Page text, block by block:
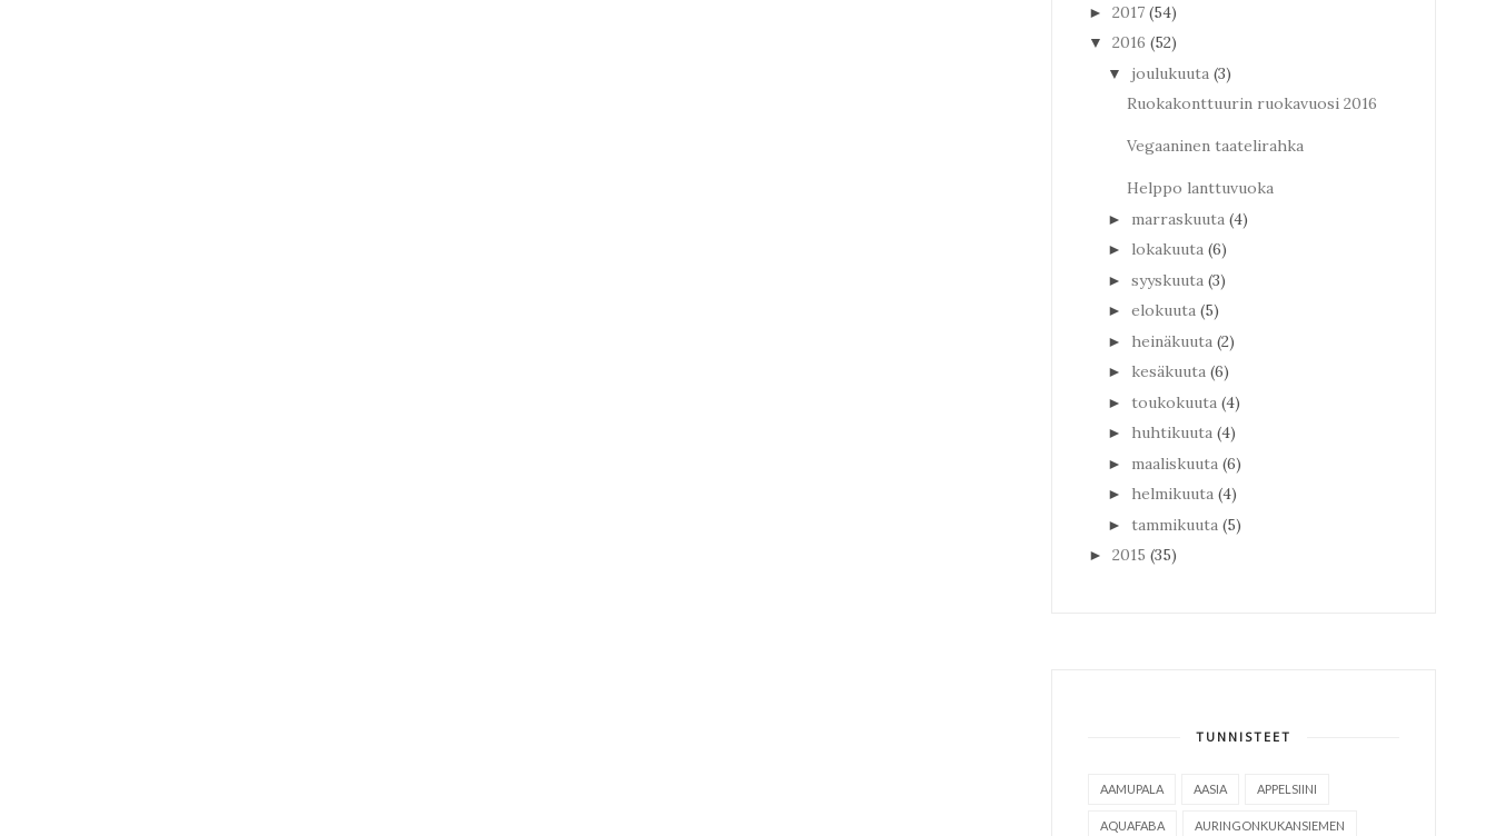
► 2017 (54)
▼ 2016 (52)
▼ joulukuuta (3)
Ruokakonttuurin ruokavuosi 2016
Vegaaninen taatelirahka
Helppo lanttuvuoka
► marraskuuta (4)
► lokakuuta (6)
► syyskuuta (3)
► elokuuta (5)
► heinäkuuta (2)
► kesäkuuta (6)
► toukokuuta (4)
► huhtikuuta (4)
► maaliskuuta (6)
► helmikuuta (4)
► tammikuuta (5)
► 2015 (35)
TUNNISTEET
AAMUPALA AASIA APPELSIINI
AQUAFABA AURINGONKUKANSIEMEN